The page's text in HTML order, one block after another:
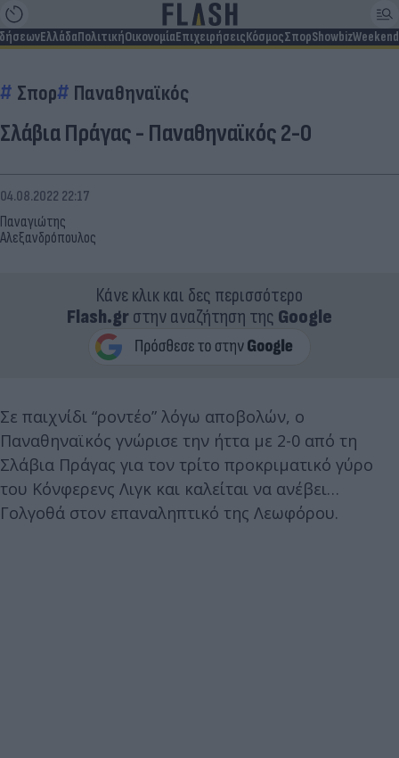
ΕλλάδαΠολιτικήΟικονομίαΕπιχειρήσειςΚόσμοςΣπορShowbizWeekend
Σπορ Παναθηναϊκός
Σλάβια Πράγας - Παναθηναϊκός 2-0
Παναγιώτης
Αλεξανδρόπουλος
04.08.2022 22:17
Κάνε κλικ και δες περισσότερο
Flash.grστην αναζήτηση της Google
Σε παιχνίδι “ροντέο” λόγω αποβολών, ο
Παναθηναϊκός γνώρισε την ήττα με 2-0 από τη
Σλάβια Πράγας για τον τρίτο προκριματικό γύρο
του Κόνφερενς Λιγκ και καλείται να ανέβει…
Γολγοθά στον επαναληπτικό της Λεωφόρου.